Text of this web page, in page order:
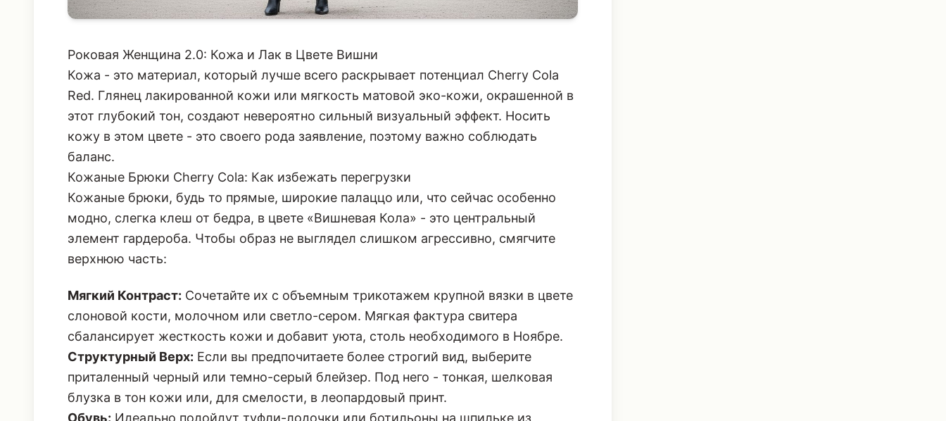
Роковая Женщина 2.0: Кожа и Лак в Цвете Вишни
Кожа - это материал, который лучше всего раскрывает потенциал Cherry Cola
Red. Глянец лакированной кожи или мягкость матовой эко-кожи, окрашенной в
этот глубокий тон, создают невероятно сильный визуальный эффект. Носить
кожу в этом цвете - это своего рода заявление, поэтому важно соблюдать
баланс.
Кожаные Брюки Cherry Cola: Как избежать перегрузки
Кожаные брюки, будь то прямые, широкие палаццо или, что сейчас особенно
верхнюю часть:
Мягкий Контраст:
Сочетайте их с объемным трикотажем крупной вязки в цвете
слоновой кости, молочном или светло-сером. Мягкая фактура свитера
сбалансирует жесткость кожи и добавит уюта, столь необходимого в Ноябре.
Структурный Верх:
Если вы предпочитаете более строгий вид, выберите
приталенный черный или темно-серый блейзер. Под него - тонкая, шелковая